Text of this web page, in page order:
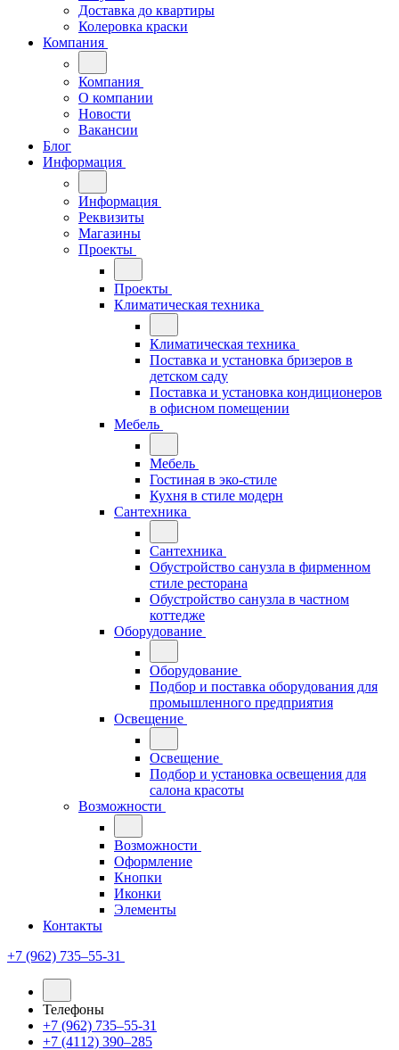
Доставка до квартиры
Колеровка краски
Компания
Компания
О компании
Новости
Вакансии
Блог
Информация
Информация
Реквизиты
Магазины
Проекты
Проекты
Климатическая техника
Климатическая техника
Поставка и установка бризеров в
детском саду
Поставка и установка кондиционеров
в офисном помещении
Мебель
Мебель
Гостиная в эко-стиле
Кухня в стиле модерн
Сантехника
Сантехника
Обустройство санузла в фирменном
стиле ресторана
Обустройство санузла в частном
коттедже
Оборудование
Оборудование
Подбор и поставка оборудования для
промышленного предприятия
Освещение
Освещение
Подбор и установка освещения для
салона красоты
Возможности
Возможности
Оформление
Кнопки
Иконки
Элементы
Контакты
+7 (962) 735‒55-31
Телефоны
+7 (962) 735‒55-31
+7 (4112) 390‒285